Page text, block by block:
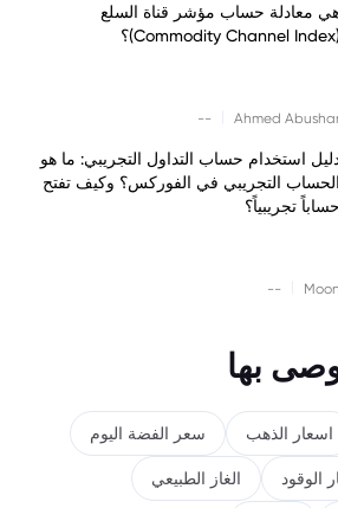
معادلة حساب مؤشر قناة السلع
(Commodity Channel Index)؟
Ahmed
--
استخدام حساب التداول التجريبي: ما هو
الحساب التجريبي في الفوركس؟ وكيف تفتح
حساباً تجريبياً؟
Moon
--
بها
اسعار الذهب سعر الفضة اليوم
الوقود الغاز الطبيعي